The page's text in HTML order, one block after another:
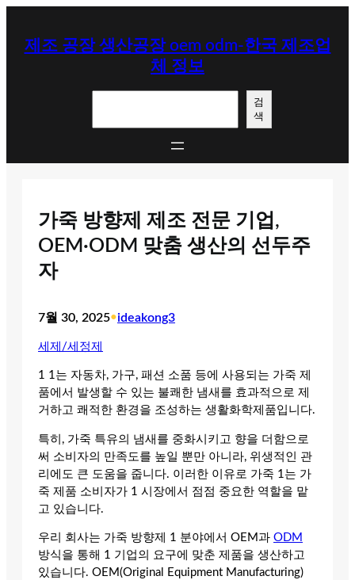
제조 공장 생산공장 oem odm-한국 제조업
체 정보
검
색
가죽 방향제 제조 전문 기업,
OEM·ODM 맞춤 생산의 선두주
자
7월 30, 2025•ideakong3
세제/세정제
1 1는 자동차, 가구, 패션 소품 등에 사용되는 가죽 제
품에서 발생할 수 있는 불쾌한 냄새를 효과적으로 제
거하고 쾌적한 환경을 조성하는 생활화학제품입니다.
특히, 가죽 특유의 냄새를 중화시키고 향을 더함으로
써 소비자의 만족도를 높일 뿐만 아니라, 위생적인 관
리에도 큰 도움을 줍니다. 이러한 이유로 가죽 1는 가
죽 제품 소비자가 1 시장에서 점점 중요한 역할을 맡
고 있습니다.
우리 회사는 가죽 방향제 1 분야에서 OEM과 ODM
방식을 통해 1 기업의 요구에 맞춘 제품을 생산하고
있습니다. OEM(Original Equipment Manufacturing)